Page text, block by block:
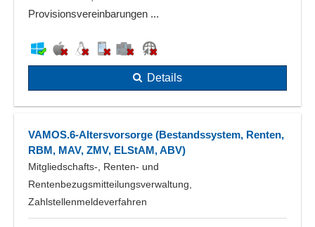
Provisionsvereinbarungen ...
Details
VAMOS.6-Altersvorsorge (Bestandssystem, Renten,
RBM, MAV, ZMV, ELStAM, ABV)
Mitgliedschafts-, Renten- und
Rentenbezugsmitteilungsverwaltung,
Zahlstellenmeldeverfahren